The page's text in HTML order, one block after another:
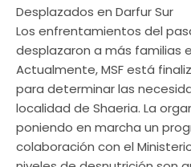
Desplazados en Darfur Sur
Los enfrentamientos del
desplazaron a más familias
Actualmente, MSF está
para determinar las
localidad de Shaeria. La
poniendo en marcha un
colaboración con el